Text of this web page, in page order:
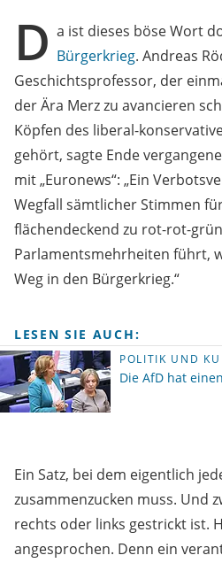
D a ist dieses böse Wort
Bürgerkrieg. Andreas
Geschichtsprofessor, der
der Ära Merz zu avancieren
Köpfen des liberal-
gehört, sagte Ende
mit „Euronews“: „Ein
Wegfall sämtlicher Stimmen
flächendeckend zu rot-rot-
Parlamentsmehrheiten führt,
Weg in den Bürgerkrieg.“
LESEN SIE AUCH:
POLITIK UND
Die AfD hat
Ein Satz, bei dem eigentlich
zusammenzucken muss. Und
rechts oder links gestrickt ist.
angesprochen. Denn ein